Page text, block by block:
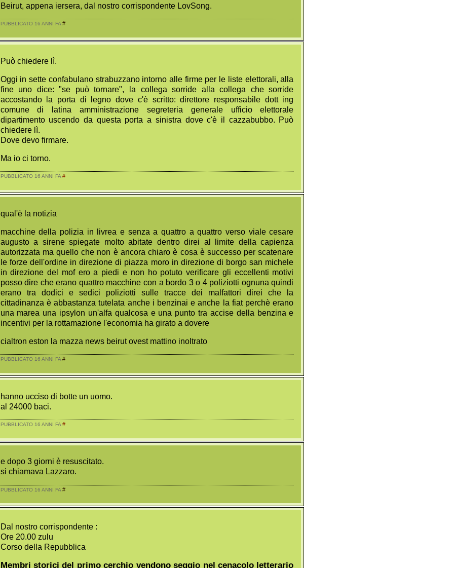
Beirut, appena iersera, dal nostro corrispondente LovSong.
PUBBLICATO 16 ANNI FA #
Può chiedere lì.
Oggi in sette confabulano strabuzzano intorno alle firme per le liste elettorali, alla
fine uno dice: "se può tornare", la collega sorride alla collega che sorride
accostando la porta di legno dove c'è scritto: direttore responsabile dott ing
comune di latina amministrazione segreteria generale ufficio elettorale
dipartimento uscendo da questa porta a sinistra dove c'è il cazzabubbo. Può
chiedere lì.
Dove devo firmare.
Ma io ci torno.
PUBBLICATO 16 ANNI FA #
qual'è la notizia
macchine della polizia in livrea e senza a quattro a quattro verso viale cesare
augusto a sirene spiegate molto abitate dentro direi al limite della capienza
autorizzata ma quello che non è ancora chiaro è cosa è successo per scatenare
le forze dell'ordine in direzione di piazza moro in direzione di borgo san michele
in direzione del mof ero a piedi e non ho potuto verificare gli eccellenti motivi
posso dire che erano quattro macchine con a bordo 3 o 4 poliziotti ognuna quindi
erano tra dodici e sedici poliziotti sulle tracce dei malfattori direi che la
cittadinanza è abbastanza tutelata anche i benzinai e anche la fiat perchè erano
una marea una ipsylon un'alfa qualcosa e una punto tra accise della benzina e
incentivi per la rottamazione l'economia ha girato a dovere
cialtron eston la mazza news beirut ovest mattino inoltrato
PUBBLICATO 16 ANNI FA #
hanno ucciso di botte un uomo.
al 24000 baci.
PUBBLICATO 16 ANNI FA #
e dopo 3 giorni è resuscitato.
si chiamava Lazzaro.
PUBBLICATO 16 ANNI FA #
Dal nostro corrispondente :
Ore 20.00 zulu
Corso della Repubblica
Membri storici del primo cerchio vendono seggio nel cenacolo letterario